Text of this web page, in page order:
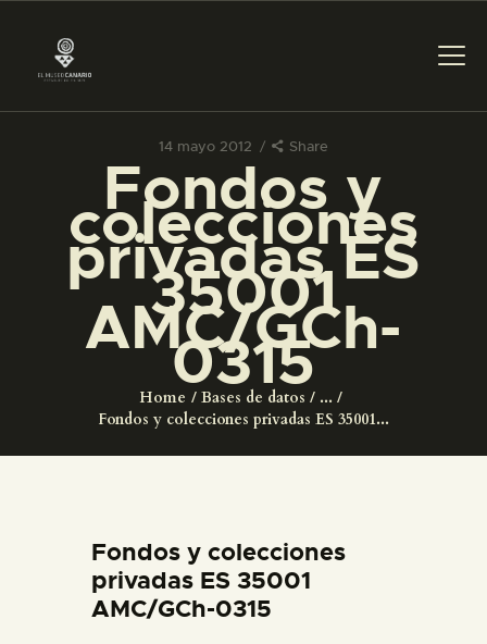
14 mayo 2012 Share
Fondos y
colecciones
privadas ES
35001
AMC/GCh-
0315
Home Bases de datos
...
Fondos y colecciones privadas ES 35001...
PREPARAR LA VISITA
ACTIVIDADES
█
EL MUSEO
ESPAÑOL
Fondos y colecciones
privadas ES 35001
AMC/GCh-0315